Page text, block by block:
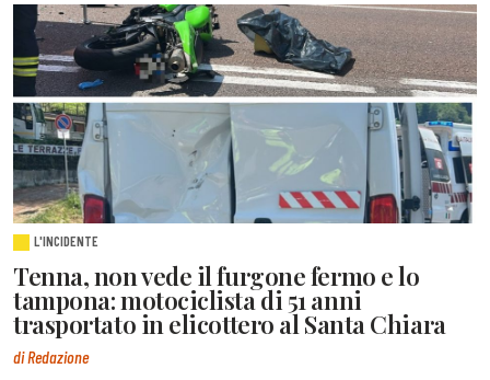
L'INCIDENTE
Tenna, non vede il furgone fermo e lo
tampona: motociclista di 51 anni
trasportato in elicottero al Santa Chiara
di Redazione